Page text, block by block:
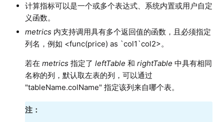
计算指标可以是一个或多个表达式、系统内置或用户自定
义函数。
metrics内支持调用具有多个返回值的函数，且必须指定
列名，例如 <func(price) as `col1`col2>。
若在 metrics指定了 leftTable 和 rightTable 中具有相同
名称的列，默认取左表的列，可以通过
"tableName.colName" 指定该列来自哪个表。
注：